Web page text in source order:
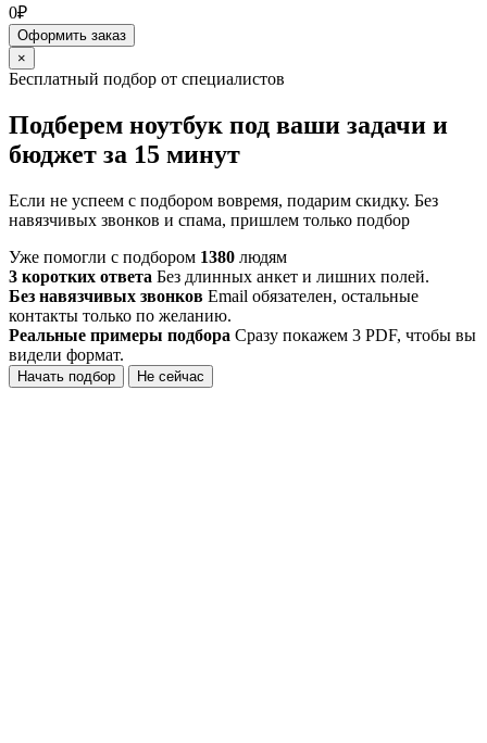
0₽
Оформить заказ
×
Бесплатный подбор от специалистов
Подберем ноутбук под ваши задачи и
бюджет за 15 минут
Если не успеем с подбором вовремя, подарим скидку. Без
навязчивых звонков и спама, пришлем только подбор
Уже помогли с подбором 1380 людям
3 коротких ответа Без длинных анкет и лишних полей.
Без навязчивых звонков Email обязателен, остальные
контакты только по желанию.
Реальные примеры подбора Сразу покажем 3 PDF, чтобы вы
видели формат.
Начать подбор Не сейчас